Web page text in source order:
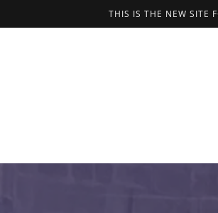
THIS IS THE NEW SITE